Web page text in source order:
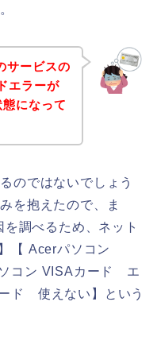
サービスの
エラーが
になって
のではないでしょう
を抱えたので、ま
調べるため、ネット
【 Acerパソコン
コン VISAカード エ
ド 使えない】という